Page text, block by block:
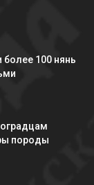
более 100 нянь
породы